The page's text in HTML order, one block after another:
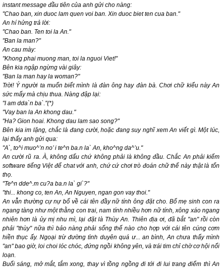
instant message đầu tiên của anh gửi cho nàng:
"Chao ban, xin duoc lam quen voi ban. Xin duoc biet ten cua ban."
An hí hửng trả lời:
"Chao ban. Ten toi la An."
"Ban la man?"
An cau mày:
"Khong phai muong man, toi la nguoi Viet!"
Bên kia ngập ngừng vài giây:
"Ban la man hay la woman?"
Trời! Ý người ta muốn biết mình là đàn ông hay đàn bà. Chơi chữ kiểu này An
sức mấy mà chịu thua. Nàng đập lại:
"I am dda`n ba`."(*)
"Vay ban la An khong dau."
"Ha? Gion hoai. Khong dau lam sao song?"
Bên kia im lặng, chắc là đang cười, hoặc đang suy nghĩ xem An viết gì. Một lúc,
lại thấy anh gửi qua:
"A`, to^i muo^’n no’ i te^n ba.n la` An, kho^ng da^’u."
An cười rũ ra. À, không dấu chứ không phải là không đầu. Chắc An phải kiếm
software tiếng Việt để chatvới anh, chứ cứ chơi trò đoán chữ thế này thật là tổn
thọ.
"Te^n dde^.m cu?a ba.n la` gi`?"
"thi... khong co, ten An, An Nguyen, ngan gon vay thoi."
An vẫn thường cự nự bố về cái tên đầy nữ tính ông đặt cho. Bố mẹ sinh con ra
ngang tàng như một thằng con trai, nam tính nhiều hơn nữ tính, xông xáo ngang
nhiên hơn là ủy mị nhu mì, lại đặt là Thùy An. Thiên địa ơi, đã bắt "an" rồi còn
phải "thùy" nữa thì bảo nàng phải sống thế nào cho hợp với cái tên cúng cơm
hiền thục ấy. Ngoại trừ đường tình duyên quá ư... an bình, An chưa thấy mình
"an" bao giờ, loi choi lóc chóc, đứng ngồi không yên, và trái tim chỉ chờ cơ hội nổi
loạn.
Buổi sáng, mở mắt, tắm xong, thay vì tồng ngồng đi tới đi lui trang điểm thì An